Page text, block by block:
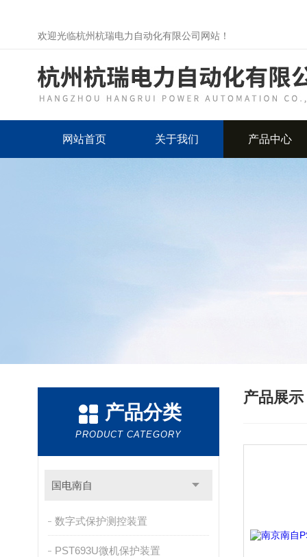
欢迎光临杭州杭瑞电力自动化有限公司网站！
网站首页 关于我们 产品中心
产品分类
PRODUCT CATEGORY
国电南自
数字式保护测控装置
PST693U微机保护装置
产品展示